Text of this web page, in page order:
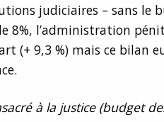
judiciaires – sans le
8%, l’administration
(+ 9,3 %) mais ce bilan
à la justice (budget